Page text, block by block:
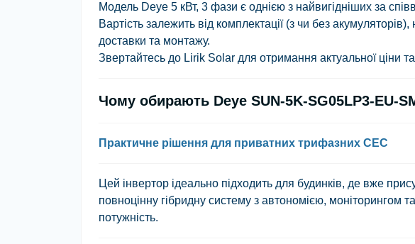
Модель Deye 5 кВт, 3 фази є однією з найвигідніших за
Вартість залежить від комплектації (з чи без
доставки та монтажу.
Звертайтесь до Lirik Solar для отримання актуальної ціни
Чому обирають Deye SUN-5K-SG05LP3-EU-
Практичне рішення для приватних трифазних СЕС
Цей інвертор ідеально підходить для будинків, де вже
повноцінну гібридну систему з автономією,
потужність.